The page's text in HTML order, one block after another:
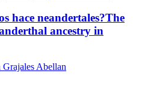
hace neandertales?The
ancestry in
Grajales Abellan